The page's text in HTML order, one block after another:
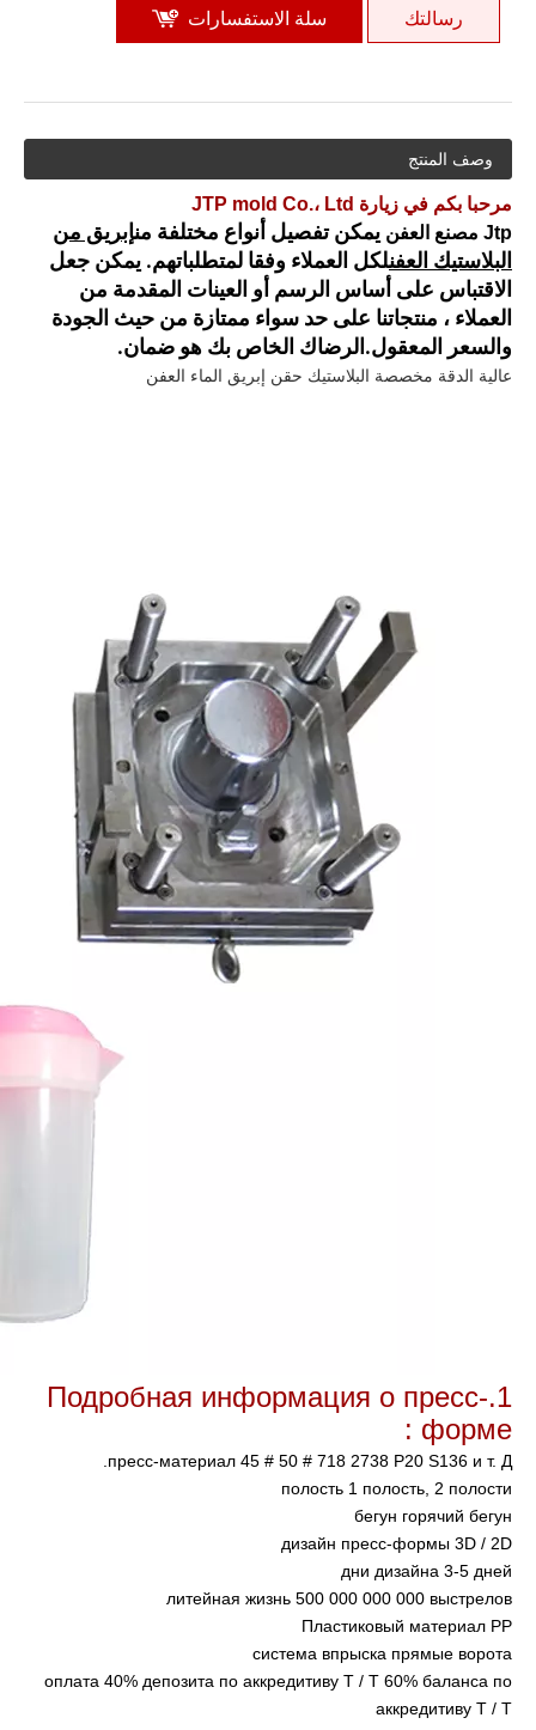
رسالتك سلة الاستفسارات
وصف المنتج
مرحبا بكم في زيارة JTP mold Co.، Ltd
Jtp مصنع العفن
يمكن تفصيل أنواع مختلفة منإبريق من
البلاستيك العفنلكل العملاء وفقا لمتطلباتهم. يمكن جعل
الاقتباس على أساس الرسم أو العينات المقدمة من
العملاء ، منتجاتنا على حد سواء ممتازة من حيث الجودة
والسعر المعقول.الرضاك الخاص بك هو ضمان.
عالية الدقة مخصصة البلاستيك حقن إبريق الماء العفن
1.
Подробная информация о пресс-
форме
:
пресс-материал 45 # 50 # 718 2738 P20 S136 и т. Д.
полость 1 полость, 2 полости
бегун горячий бегун
дизайн пресс-формы 3D / 2D
дни дизайна 3-5 дней
литейная жизнь 500 000 000 000 выстрелов
Пластиковый материал PP
система впрыска прямые ворота
оплата 40% депозита по аккредитиву T / T 60% баланса по
аккредитиву T / T